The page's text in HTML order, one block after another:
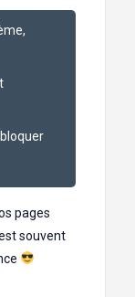
pages
souvent